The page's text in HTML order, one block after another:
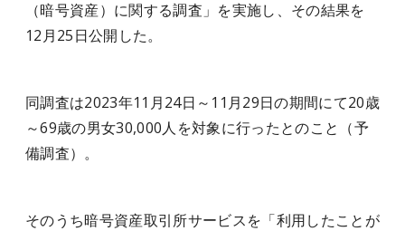
（暗号資産）に関する調査」を実施し、その結果を
12月25日公開した。
同調査は2023年11月24日～11月29日の期間にて20歳
～69歳の男女30,000人を対象に行ったとのこと（予
備調査）。
そのうち暗号資産取引所サービスを「利用したことが